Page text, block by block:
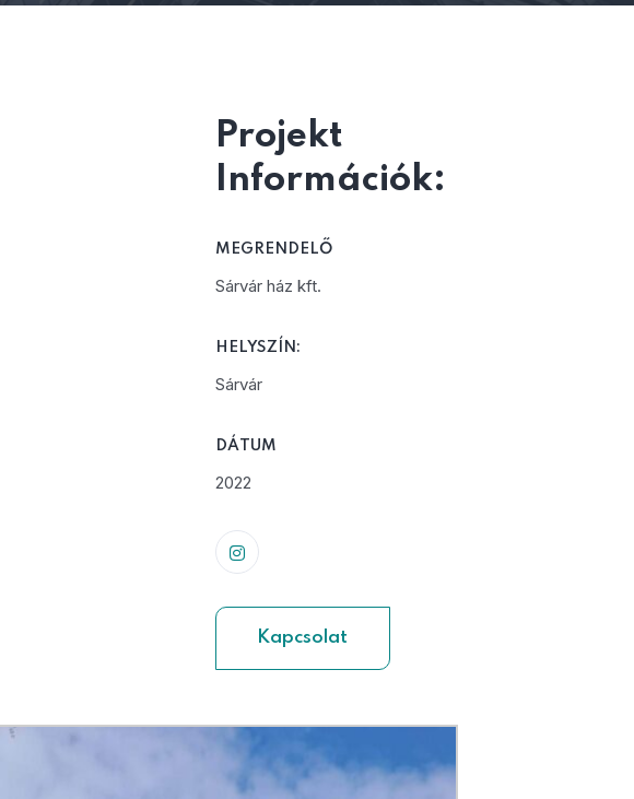
Projekt
Információk:
MEGRENDELŐ
Sárvár ház kft.
HELYSZÍN:
Sárvár
DÁTUM
2022
Kapcsolat